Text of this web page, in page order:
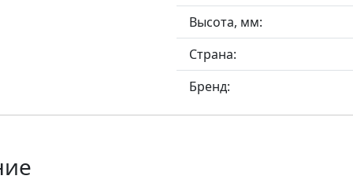
Высота, мм:
Страна:
Бренд: